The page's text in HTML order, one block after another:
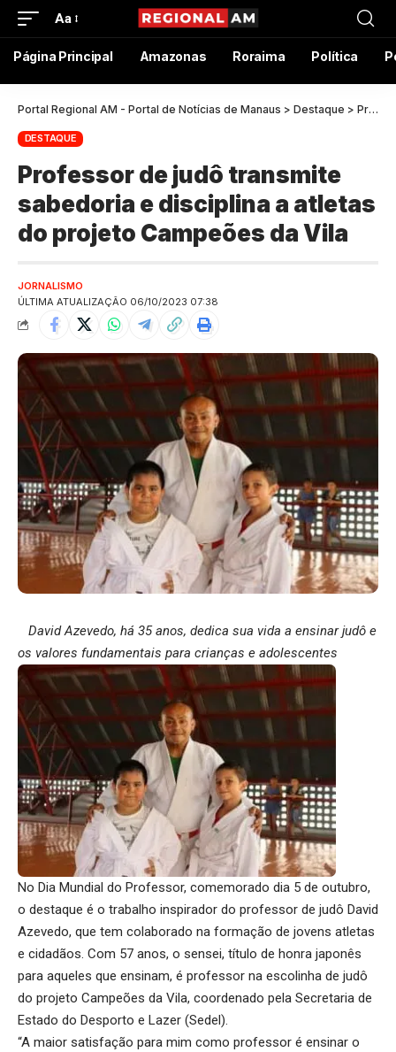
Aa
Página Principal Amazonas Roraima Política
Portal Regional AM - Portal de Notícias de Manaus > Destaque > Professor de judô transmite sabedoria e disciplina a atletas do projeto Campeões da Vila
DESTAQUE
Professor de judô transmite
sabedoria e disciplina a atletas
do projeto Campeões da Vila
ÚLTIMA ATUALIZAÇÃO 06/10/2023 07:38
JORNALISMO
David Azevedo, há 35 anos, dedica sua vida a ensinar judô e
os valores fundamentais para crianças e adolescentes
No Dia Mundial do Professor, comemorado dia 5 de outubro,
o destaque é o trabalho inspirador do professor de judô David
Azevedo, que tem colaborado na formação de jovens atletas
e cidadãos. Com 57 anos, o sensei, título de honra japonês
para aqueles que ensinam, é professor na escolinha de judô
do projeto Campeões da Vila, coordenado pela Secretaria de
Estado do Desporto e Lazer (Sedel).
“A maior satisfação para mim como professor é ensinar o